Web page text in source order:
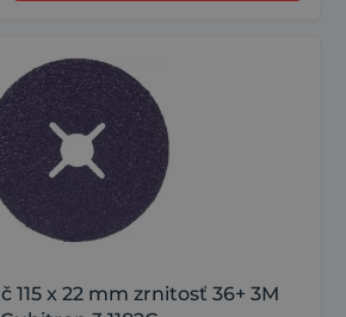
115 x 22 mm zrnitosť 36+ 3M